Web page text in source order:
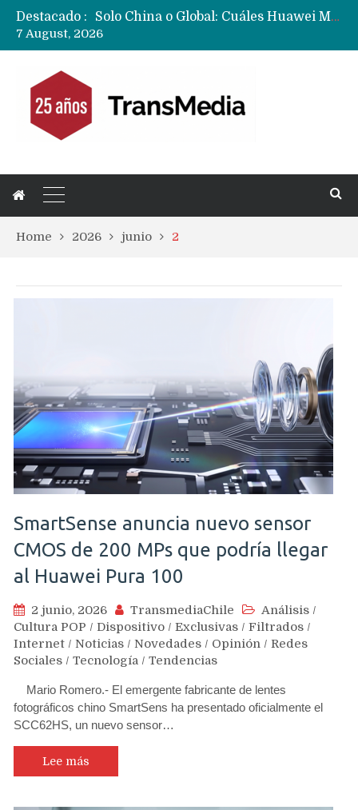
Destacado :
Data Centers de Huawei en Chile, México, Brasil,Perú y Argentina podrían verse afectados por arremetida de EE.UU
7 August, 2026
Home 2026 junio 2
SmartSense anuncia nuevo sensor
CMOS de 200 MPs que podría llegar
al Huawei Pura 100
2 junio, 2026 TransmediaChile Análisis /
Cultura POP / Dispositivo / Exclusivas / Filtrados /
Internet / Noticias / Novedades / Opinión / Redes
Sociales / Tecnología / Tendencias
Mario Romero.- El emergente fabricante de lentes
fotográficos chino SmartSens ha presentado oficialmente el
SCC62HS, un nuevo sensor…
Lee más